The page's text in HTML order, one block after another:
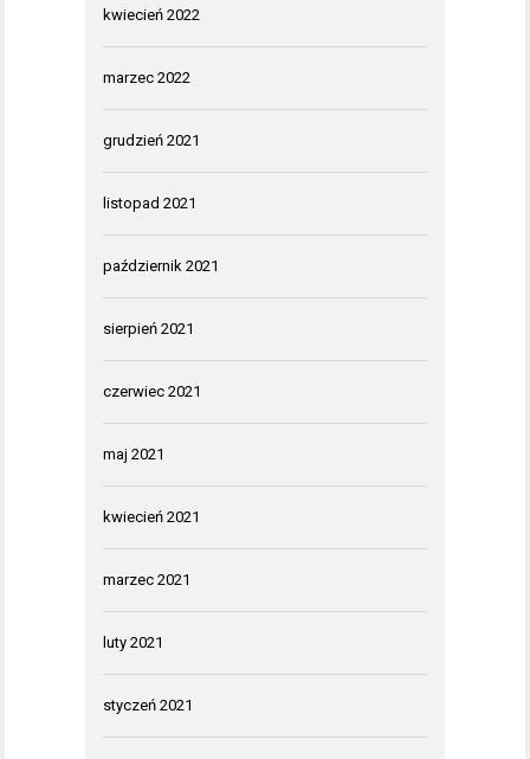
kwiecień 2022
marzec 2022
grudzień 2021
listopad 2021
październik 2021
sierpień 2021
czerwiec 2021
maj 2021
kwiecień 2021
marzec 2021
luty 2021
styczeń 2021